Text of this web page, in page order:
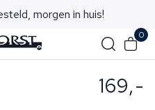
morgen in huis!
0
169,-